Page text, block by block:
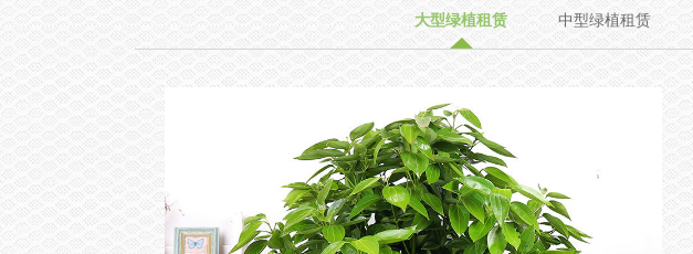
大型绿植租赁 中型绿植租赁